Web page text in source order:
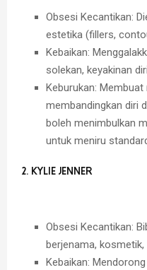
Obsesi Kecantikan:
estetika (fillers,
Kebaikan:
solekan, keyakinan
Keburukan: Membuat
membandingkan diri
boleh menimbulkan
untuk meniru
2. Kylie Jenner
Obsesi Kecantikan:
berjenama,
Kebaikan: